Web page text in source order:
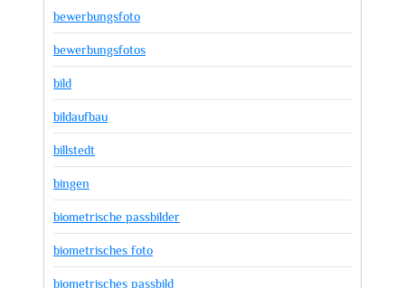
bewerbungsfoto
bewerbungsfotos
bild
bildaufbau
billstedt
bingen
biometrische passbilder
biometrisches foto
biometrisches passbild